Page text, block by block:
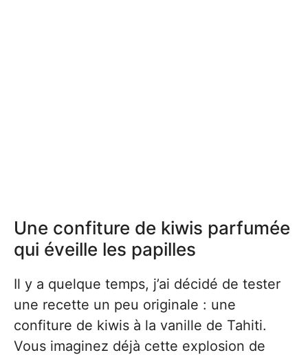
Une confiture de kiwis parfumée
qui éveille les papilles
Il y a quelque temps, j’ai décidé de tester
une recette un peu originale : une
confiture de kiwis à la vanille de Tahiti.
Vous imaginez déjà cette explosion de